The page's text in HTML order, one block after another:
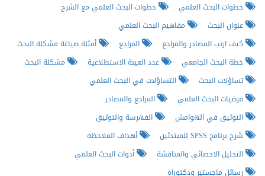
خطوات البحث العلمي
خطوات البحث العلمي مع الشرح
عنوان البحث
مفاهيم البحث العلمي
كيف ارتب المصادر والمراجع
المراجع
أمثلة صياغة مشكلة البحث
خطة البحث الجامعي
عدد العينة الاستطلاعية
مشكلة البحث
تساؤلات البحث
التساؤلات في البحث العلمي
فرضيات البحث العلمي
المراجع والمصادر
التوثيق في الهوامش
الفهرسة والتوثيق
شرح برنامج SPSS للمبتدئين
أهداف الملاحظة
التحليل الاحصائي والمناقشة
أدوات البحث العلمي
رسائل ماجستير ودكتوراه